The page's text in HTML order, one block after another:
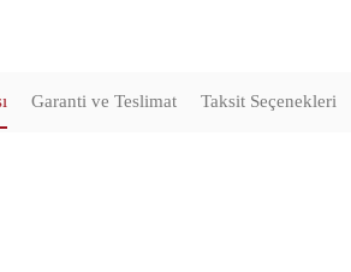
Garanti ve Teslimat Taksit Seçenekleri